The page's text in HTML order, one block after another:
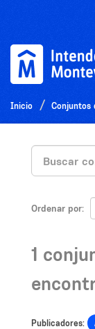
Inicio Conjuntos
Ordenar por
1
Publicadores: